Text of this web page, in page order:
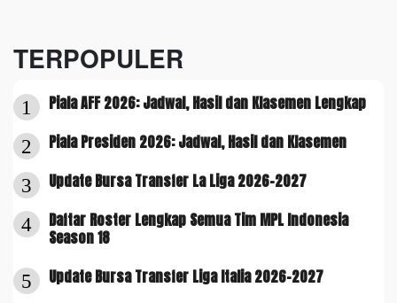
TERPOPULER
1 Piala AFF 2026: Jadwal, Hasil dan Klasemen Lengkap
2 Piala Presiden 2026: Jadwal, Hasil dan Klasemen
3 Update Bursa Transfer La Liga 2026-2027
4
Daftar Roster Lengkap Semua Tim MPL Indonesia
Season 18
5 Update Bursa Transfer Liga Italia 2026-2027